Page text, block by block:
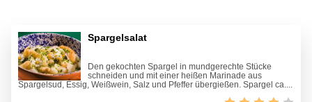
Spargelsalat
Den gekochten Spargel in mundgerechte Stücke
schneiden und mit einer heißen Marinade aus
Spargelsud, Essig, Weißwein, Salz und Pfeffer übergießen. Spargel ca....